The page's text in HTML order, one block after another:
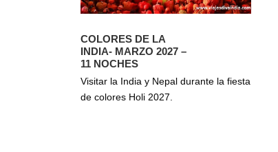
COLORES DE LA
INDIA- MARZO 2027 –
11 NOCHES
Visitar la India y Nepal durante la fiesta
de colores Holi 2027.